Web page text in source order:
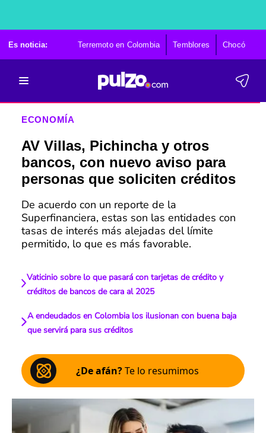
Es noticia: Terremoto en Colombia Temblores Chocó
ECONOMÍA
AV Villas, Pichincha y otros
bancos, con nuevo aviso para
personas que soliciten créditos
De acuerdo con un reporte de la
Superfinanciera, estas son las entidades con
tasas de interés más alejadas del límite
permitido, lo que es más favorable.
Vaticinio sobre lo que pasará con tarjetas de crédito y
créditos de bancos de cara al 2025
A endeudados en Colombia los ilusionan con buena baja
que servirá para sus créditos
¿De afán?Te lo resumimos